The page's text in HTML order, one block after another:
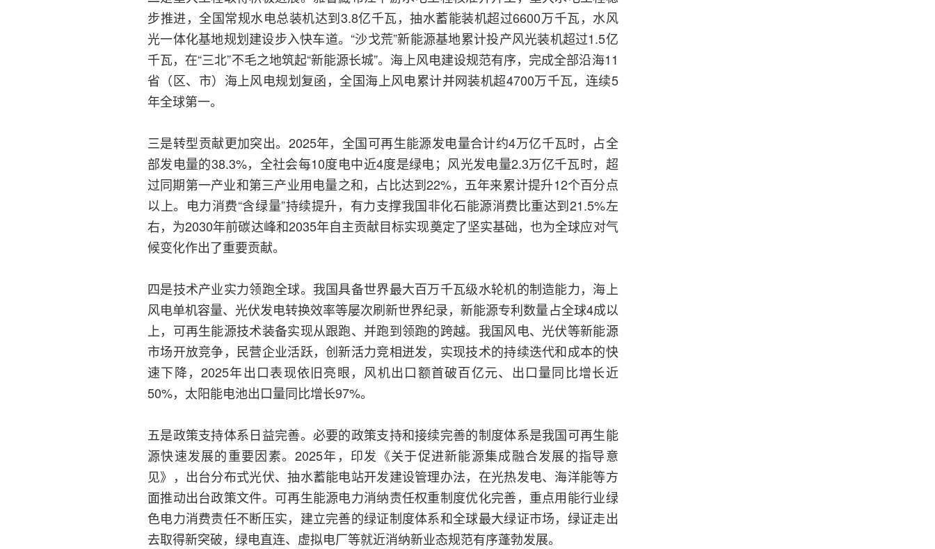
步推进，全国常规水电总装机达到3.8亿千瓦，抽水蓄能装机超过6600万千瓦，水风
光一体化基地规划建设步入快车道。“沙戈荒”新能源基地累计投产风光装机超过1.5亿
千瓦，在“三北”不毛之地筑起“新能源长城”。海上风电建设规范有序，完成全部沿海11
省（区、市）海上风电规划复函，全国海上风电累计并网装机超4700万千瓦，连续5
年全球第一。
三是转型贡献更加突出。2025年，全国可再生能源发电量合计约4万亿千瓦时，占全
部发电量的38.3%，全社会每10度电中近4度是绿电；风光发电量2.3万亿千瓦时，超
过同期第一产业和第三产业用电量之和，占比达到22%，五年来累计提升12个百分点
以上。电力消费“含绿量”持续提升，有力支撑我国非化石能源消费比重达到21.5%左
右，为2030年前碳达峰和2035年自主贡献目标实现奠定了坚实基础，也为全球应对气
候变化作出了重要贡献。
四是技术产业实力领跑全球。我国具备世界最大百万千瓦级水轮机的制造能力，海上
风电单机容量、光伏发电转换效率等屡次刷新世界纪录，新能源专利数量占全球4成以
上，可再生能源技术装备实现从跟跑、并跑到领跑的跨越。我国风电、光伏等新能源
市场开放竞争，民营企业活跃，创新活力竞相迸发，实现技术的持续迭代和成本的快
速下降，2025年出口表现依旧亮眼，风机出口额首破百亿元、出口量同比增长近
50%，太阳能电池出口量同比增长97%。
五是政策支持体系日益完善。必要的政策支持和接续完善的制度体系是我国可再生能
源快速发展的重要因素。2025年，印发《关于促进新能源集成融合发展的指导意
见》，出台分布式光伏、抽水蓄能电站开发建设管理办法，在光热发电、海洋能等方
面推动出台政策文件。可再生能源电力消纳责任权重制度优化完善，重点用能行业绿
色电力消费责任不断压实，建立完善的绿证制度体系和全球最大绿证市场，绿证走出
去取得新突破，绿电直连、虚拟电厂等就近消纳新业态规范有序蓬勃发展。